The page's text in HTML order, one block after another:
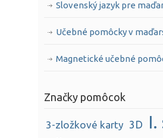
Slovenský jazyk pre
Učebné pomôcky v
Magnetické učebné
Značky pomôcok
3-zložkové karty 3D
I.